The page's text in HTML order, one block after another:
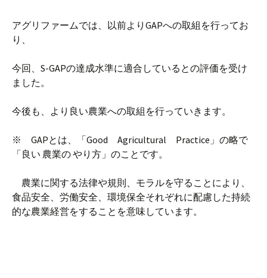
アグリファームでは、以前よりGAPへの取組を行ってお
り、
今回、S-GAPの達成水準に適合しているとの評価を受け
ました。
今後も、より良い農業への取組を行っていきます。
※ GAPとは、「Good Agricultural Practice」の略で
「良い 農業の やり方」のことです。
農業に関する法律や規則、モラルを守ることにより、
食品安全、労働安全、環境保全それぞれに配慮した持続
的な農業経営をすることを意味しています。